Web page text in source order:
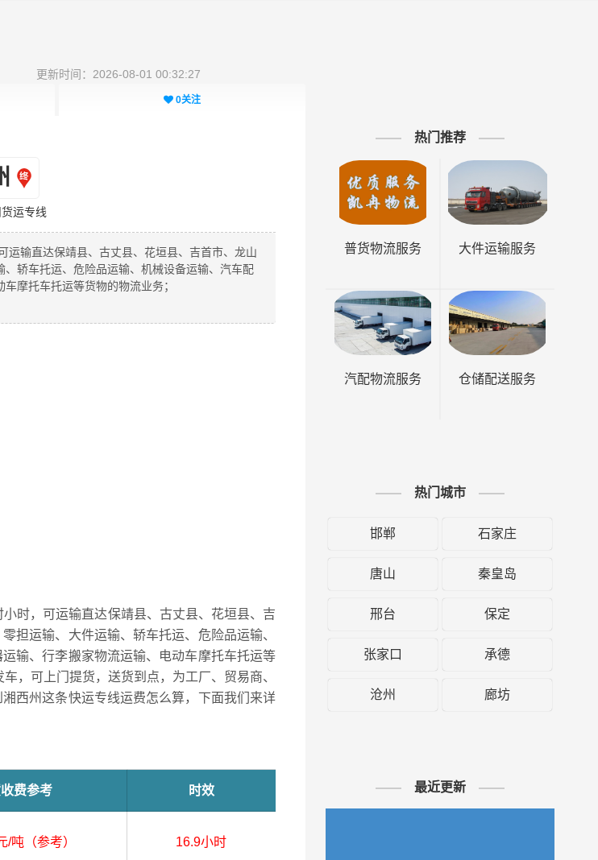
更新时间：2026-08-01 00:32:27
0关注
运专线
输直达保靖县、古丈县、花垣县、吉首市、龙山
轿车托运、危险品运输、机械设备运输、汽车配
摩托车托运等货物的物流业务；
时，可运输直达保靖县、古丈县、花垣县、吉
担运输、大件运输、轿车托运、危险品运输、
输、行李搬家物流运输、电动车摩托车托运等
，可上门提货，送货到点，为工厂、贸易商、
西州这条快运专线运费怎么算，下面我们来详
费参考 时效
/吨（参考） 16.9小时
热门推荐
普货物流服务 大件运输服务
汽配物流服务 仓储配送服务
热门城市
邯郸 石家庄
唐山 秦皇岛
邢台 保定
张家口 承德
沧州 廊坊
最近更新